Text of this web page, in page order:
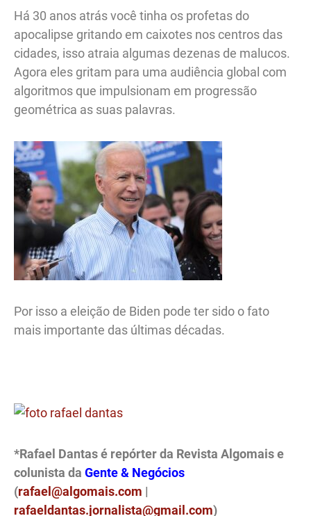
Há 30 anos atrás você tinha os profetas do
apocalipse gritando em caixotes nos centros das
cidades, isso atraia algumas dezenas de malucos.
Agora eles gritam para uma audiência global com
algoritmos que impulsionam em progressão
geométrica as suas palavras.
Por isso a eleição de Biden pode ter sido o fato
mais importante das últimas décadas.
*Rafael Dantas é repórter da Revista Algomais e
colunista da Gente & Negócios
(rafael@algomais.com |
rafaeldantas.jornalista@gmail.com)